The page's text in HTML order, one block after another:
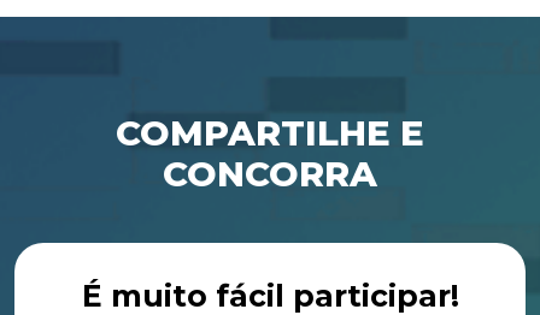
COMPARTILHE E
CONCORRA
É muito fácil participar!